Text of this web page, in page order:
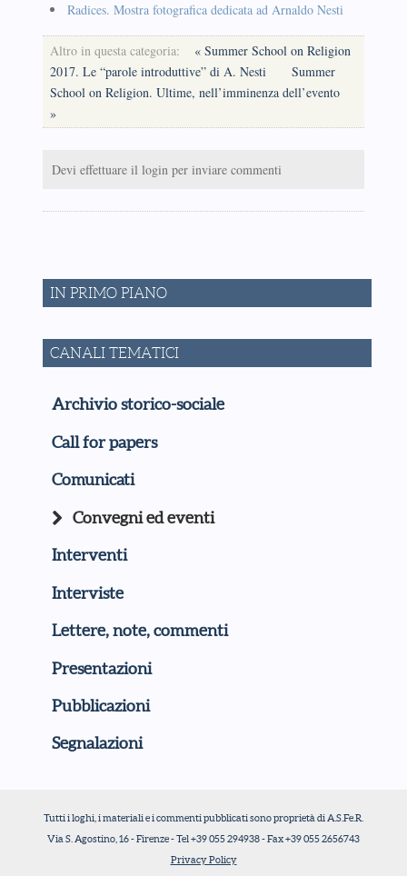
Radices. Mostra fotografica dedicata ad Arnaldo Nesti
Altro in questa categoria:
« Summer School on Religion
2017. Le “parole introduttive” di A. Nesti
Summer
School on Religion. Ultime, nell’imminenza dell’evento
»
Devi effettuare il login per inviare commenti
IN PRIMO PIANO
CANALI TEMATICI
Archivio storico-sociale
Call for papers
Comunicati
Convegni ed eventi
Interventi
Interviste
Lettere, note, commenti
Presentazioni
Pubblicazioni
Segnalazioni
Tutti i loghi, i materiali e i commenti pubblicati sono proprietà di A.S.Fe.R.
Via S. Agostino, 16 - Firenze - Tel +39 055 294938 - Fax +39 055 2656743
Privacy Policy